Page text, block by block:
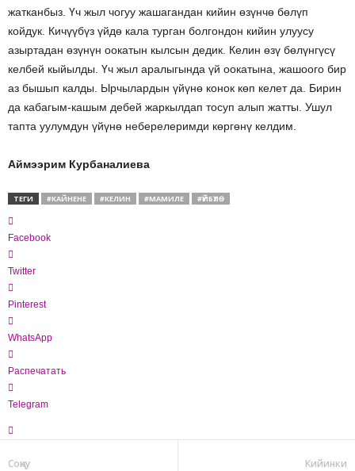
жатканбыз. Үч жыл чогуу жашагандан кийин өзүнчө бөлүп
койдук. Кичүүбүз үйдө кала турган болгондон кийин улуусу
азыртадан өзүнүн оокатын кылсын дедик. Келин өзү бөлүнгүсү
келбей кыйылды. Үч жыл аралыгында үй оокатына, жашоого бир
аз бышып калды. Ырчылардын үйүнө конок көп келет да. Бирин
да кабагым-кашым дебей жаркылдап тосуп алып жатты. Ушул
тапта уулумдун үйүнө неберелеримди көргөнү келдим.
Аймээрим Курбаналиева
ТЕГИ #КАЙНЕНЕ #КЕЛИН #МАМИЛЕ #ҮЙБҮЛӨ
Facebook
Twitter
Pinterest
WhatsApp
Распечатать
Telegram
Соӊку Кийинки